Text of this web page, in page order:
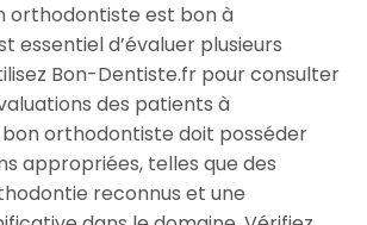
orthodontiste est bon à
essentiel d’évaluer plusieurs
Bon-Dentiste.fr pour consulter
des patients à
bon orthodontiste doit posséder
appropriées, telles que des
reconnus et une